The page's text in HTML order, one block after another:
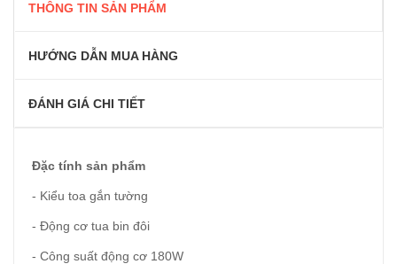
THÔNG TIN SẢN PHẨM
HƯỚNG DẪN MUA HÀNG
ĐÁNH GIÁ CHI TIẾT
Đặc tính sản phẩm
- Kiểu toa gắn tường
- Động cơ tua bin đôi
- Công suất động cơ 180W